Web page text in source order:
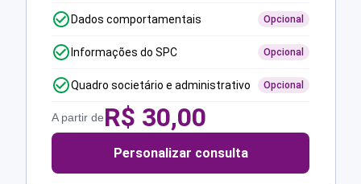
Dados comportamentais Opcional
Informações do SPC Opcional
Quadro societário e administrativo Opcional
A partir deR$ 30,00
Personalizar consulta